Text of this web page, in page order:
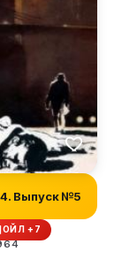
Выпуск №5
+7